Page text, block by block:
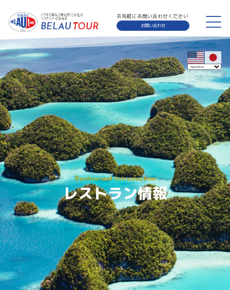
お気軽にお問い合わせください
お問い合わせ
Restaurant Introduction
レストラン情報